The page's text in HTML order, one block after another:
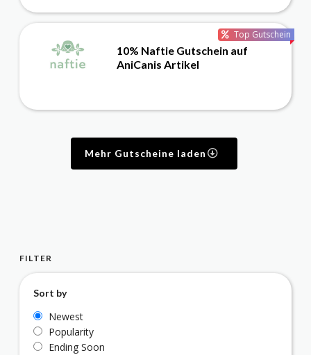
Top Gutschein
10% Naftie Gutschein auf
AniCanis Artikel
Mehr Gutscheine laden
FILTER
Sort by
Newest
Popularity
Ending Soon